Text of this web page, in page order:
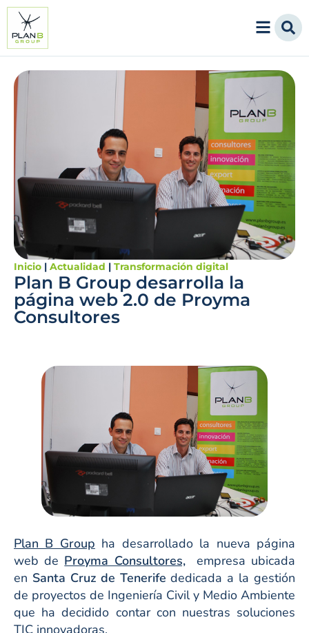
Inicio | Actualidad | Transformación digital
Plan B Group desarrolla la
página web 2.0 de Proyma
Consultores
Plan B Group ha desarrollado la nueva página
web de Proyma Consultores,empresa ubicada
en Santa Cruz de Tenerife dedicada a la gestión
de proyectos de Ingeniería Civil y Medio Ambiente
que ha decidido contar con nuestras soluciones